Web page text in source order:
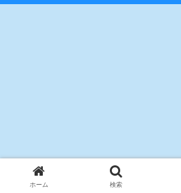
ホーム 検索